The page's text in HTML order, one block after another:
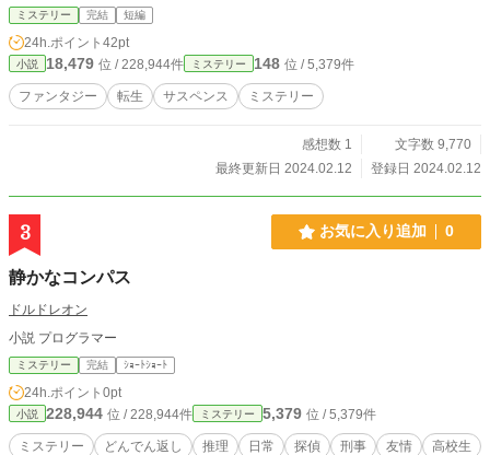
そして、この夜は霧谷村の過去と未来を変える出来事の第一
歩となる。
ミステリー 完結 短編
24h.ポイント 42pt
小説 18,479 位 / 228,944件 ミステリー 148 位 / 5,379件
ファンタジー 転生 サスペンス ミステリー
感想数 1
文字数 9,770
最終更新日 2024.02.12
登録日 2024.02.12
3 お気に入り追加 0
静かなコンパス
ドルドレオン
小説 プログラマー
ミステリー 完結 ｼｮｰﾄｼｮｰﾄ
24h.ポイント 0pt
小説 228,944 位 / 228,944件 ミステリー 5,379 位 / 5,379件
ミステリー どんでん返し 推理 日常 探偵 刑事 友情
高校生